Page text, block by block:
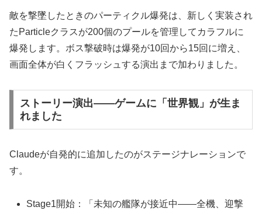
敵を撃墜したときのパーティクル爆発は、新しく実装され
たParticleクラスが200個のプールを管理してカラフルに
爆発します。ボス撃破時は爆発が10回から15回に増え、
画面全体が白くフラッシュする演出まで加わりました。
ストーリー演出——ゲームに「世界観」が生ま
れました
Claudeが自発的に追加したのがステージナレーションで
す。
Stage1開始：「未知の艦隊が接近中——全機、迎撃